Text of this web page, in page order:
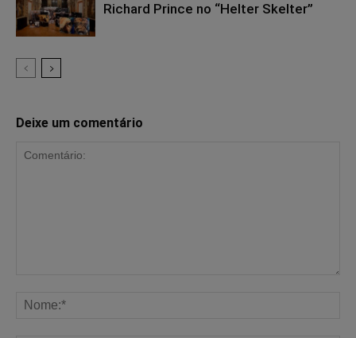
Richard Prince no “Helter Skelter”
Deixe um comentário